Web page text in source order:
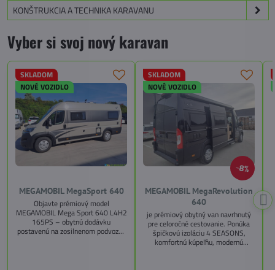
KONŠTRUKCIA A TECHNIKA KARAVANU
Vyber si svoj nový karavan
SKLADOM
NOVÉ VOZIDLO
MEGAMOBIL MegaSport 640
Objavte prémiový model
MEGAMOBIL Mega Sport 640 L4H2
165PS – obytnú dodávku
postavenú na zosilnenom podvozku
8%
SKLADOM
NOVÉ VOZIDLO
MEGAMOBIL MegaRevolution
640
je prémiový obytný van navrhnutý
pre celoročné cestovanie. Ponúka
špičkovú izoláciu 4 SEASONS,
komfortnú kúpeľňu, modernú